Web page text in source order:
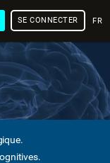
SE CONNECTER